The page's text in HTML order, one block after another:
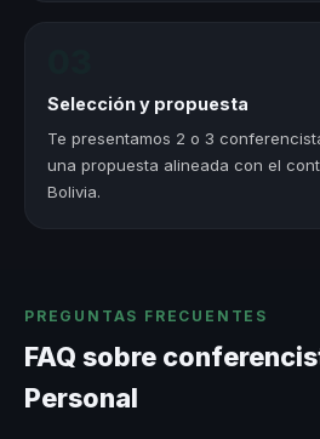
Selección y propuesta
Te presentamos 2 o 3
una propuesta alineada con el
Bolivia.
PREGUNTAS FRECUENTES
FAQ sobre
Personal